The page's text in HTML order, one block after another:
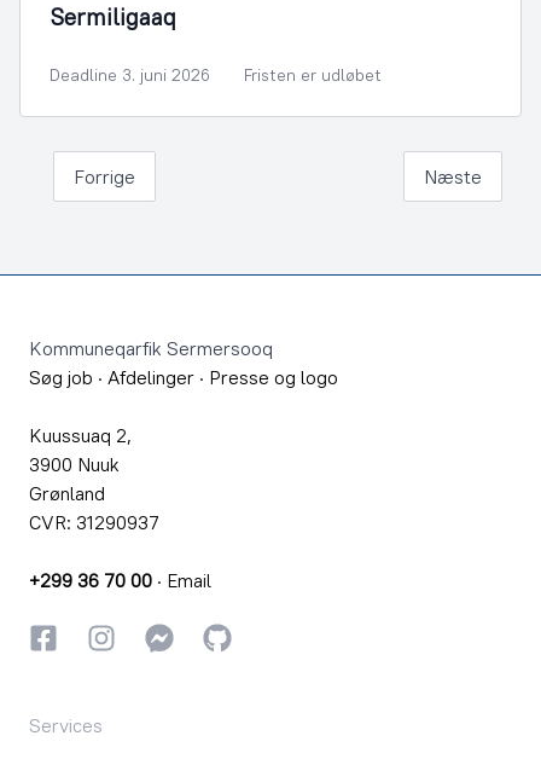
Sermiligaaq
Deadline 3. juni 2026 Fristen er udløbet
Forrige Næste
Kommuneqarfik Sermersooq
Søg job · Afdelinger · Presse og logo
Kuussuaq 2,
3900 Nuuk
Grønland
CVR: 31290937
+299 36 70 00 · Email
FacebookInstagramInstagram
GitHub
Services